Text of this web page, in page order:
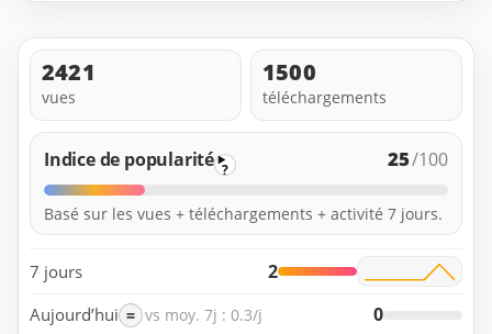
2421
vues
1500
téléchargements
Indice de popularité ? 25/100
Basé sur les vues + téléchargements + activité 7 jours.
7 jours 2
Aujourd’hui = vs moy. 7j : 0.3/j 0